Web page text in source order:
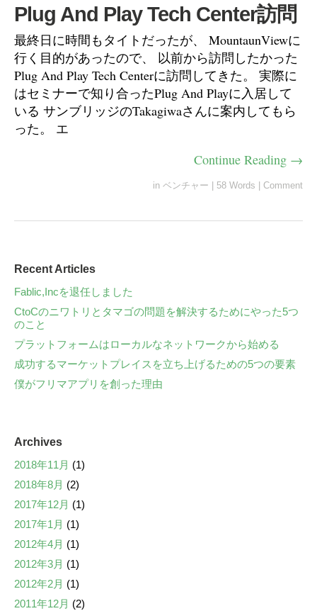
Plug And Play Tech Center訪問
最終日に時間もタイトだったが、 MountaunViewに
行く目的があったので、 以前から訪問したかった
Plug And Play Tech Centerに訪問してきた。 実際に
はセミナーで知り合ったPlug And Playに入居して
いる サンブリッジのTakagiwaさんに案内してもら
った。 エ
Continue Reading →
in ベンチャー 58 Words Comment
Recent Articles
Fablic,Incを退任しました
CtoCのニワトリとタマゴの問題を解決するためにやった5つ
のこと
プラットフォームはローカルなネットワークから始める
成功するマーケットプレイスを立ち上げるための5つの要素
僕がフリマアプリを創った理由
Archives
2018年11月 (1)
2018年8月 (2)
2017年12月 (1)
2017年1月 (1)
2012年4月 (1)
2012年3月 (1)
2012年2月 (1)
2011年12月 (2)